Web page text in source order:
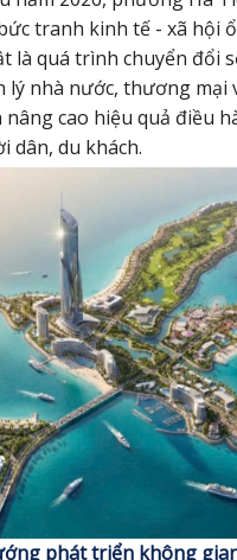
tranh kinh tế - xã hội
là quá trình chuyển đổi
lý nhà nước, thương mại
cao hiệu quả điều
dân, du khách.
phát triển không